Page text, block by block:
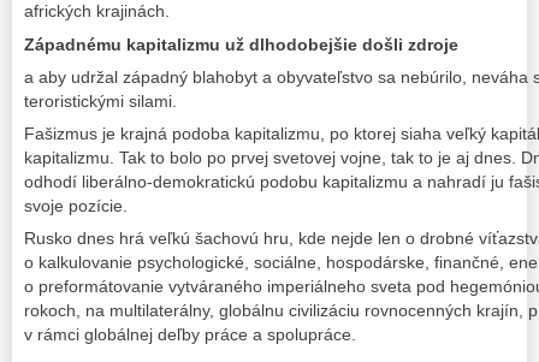
afrických krajinách.
Západnému kapitalizmu už dlhodobejšie došli zdroje
a aby udržal západný blahobyt a obyvateľstvo sa nebúrilo, neváha
teroristickými silami.
Fašizmus je krajná podoba kapitalizmu, po ktorej siaha veľký
kapitalizmu. Tak to bolo po prvej svetovej vojne, tak to je aj dnes.
odhodí liberálno-demokratickú podobu kapitalizmu a nahradí ju
svoje pozície.
Rusko dnes hrá veľkú šachovú hru, kde nejde len o drobné
o kalkulovanie psychologické, sociálne, hospodárske, finančné,
o preformátovanie vytváraného imperiálneho sveta pod
rokoch, na multilaterálny, globálnu civilizáciu rovnocenných krajín,
v rámci globálnej deľby práce a spolupráce.